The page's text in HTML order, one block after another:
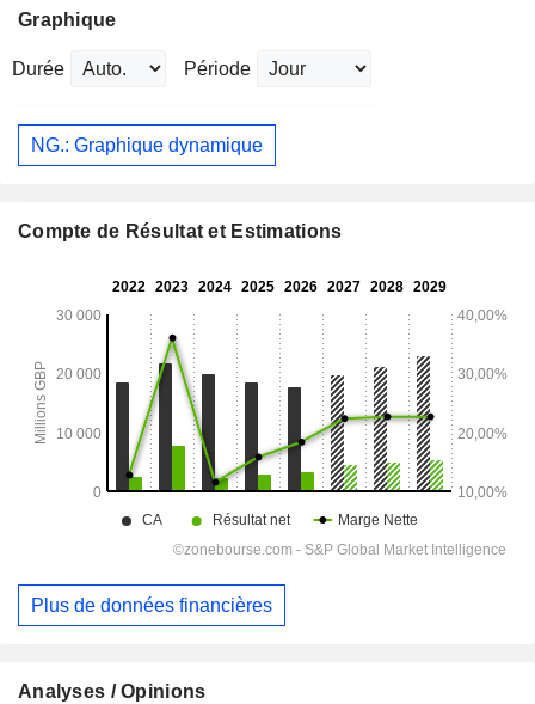
Graphique
Durée Période
NG.: Graphique dynamique
Compte de Résultat et Estimations
Plus de données financières
Analyses / Opinions